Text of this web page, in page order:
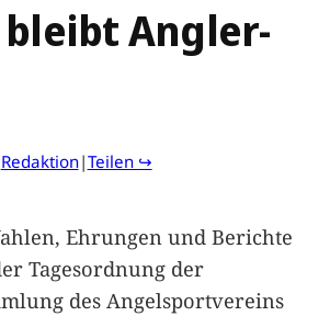
bleibt Angler-
Redaktion|Teilen ↪
Ehrungen und Berichte
Tagesordnung der
des Angelsportvereins